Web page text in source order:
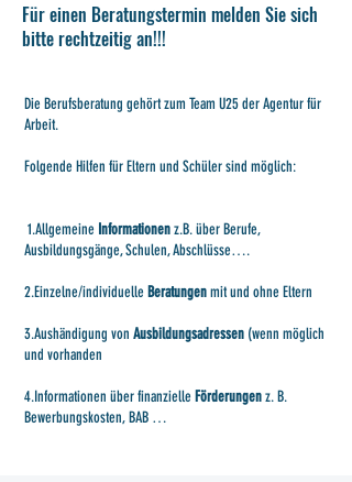
Für einen Beratungstermin melden Sie sich
bitte rechtzeitig an!!!
Die Berufsberatung gehört zum Team U25 der Agentur für
Arbeit.
Folgende Hilfen für Eltern und Schüler sind möglich:
1.Allgemeine Informationenz.B. über Berufe,
Ausbildungsgänge, Schulen, Abschlüsse….
2.Einzelne/individuelle Beratungenmit und ohne Eltern
3.Aushändigung von Ausbildungsadressen (wenn möglich
und vorhanden
4.Informationen über finanzielle Förderungenz. B.
Bewerbungskosten, BAB …